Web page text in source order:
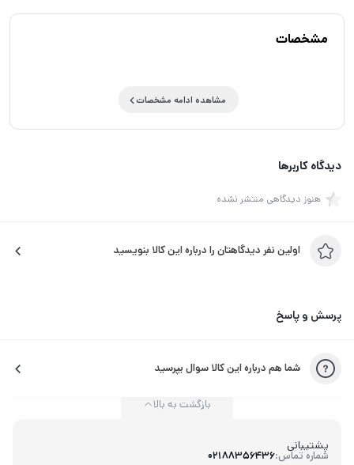
مشخصات
مشاهده ادامه مشخصات
دیدگاه کاربرها
هنوز دیدگاهی منتشر نشده
اولین نفر دیدگاهتان را درباره این کالا بنویسید
پرسش و پاسخ
شما هم درباره این کالا سوال بپرسید
پشتیبانی
شماره تماس:02188356436
بازگشت به بالا